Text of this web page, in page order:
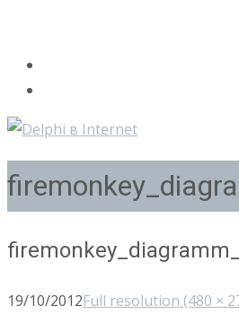
19/10/2012Full resolution (480 ×